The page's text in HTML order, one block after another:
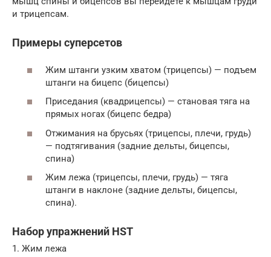
и трицепсам.
Примеры суперсетов
Жим штанги узким хватом (трицепсы) — подъем
штанги на бицепс (бицепсы)
Приседания (квадрицепсы) — становая тяга на
прямых ногах (бицепс бедра)
Отжимания на брусьях (трицепсы, плечи, грудь)
— подтягивания (задние дельты, бицепсы,
спина)
Жим лежа (трицепсы, плечи, грудь) — тяга
штанги в наклоне (задние дельты, бицепсы,
спина).
Набор упражнений HST
1. Жим лежа